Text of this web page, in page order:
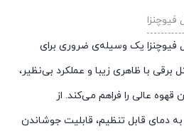
یک وسیله‌ی ضروری برای
با ظاهری زیبا و عملکرد بی‌نظیر،
عالی را فراهم می‌کند. از
دمای قابل تنظیم، قابلیت جوشاندن